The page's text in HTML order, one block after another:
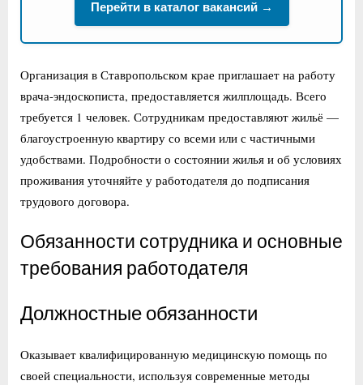
Перейти в каталог вакансий →
Организация в Ставропольском крае приглашает на работу
врача-эндоскописта, предоставляется жилплощадь. Всего
требуется 1 человек. Сотрудникам предоставляют жильё —
благоустроенную квартиру со всеми или с частичными
удобствами. Подробности о состоянии жилья и об условиях
проживания уточняйте у работодателя до подписания
трудового договора.
Обязанности сотрудника и основные
требования работодателя
Должностные обязанности
Оказывает квалифицированную медицинскую помощь по
своей специальности, используя современные методы